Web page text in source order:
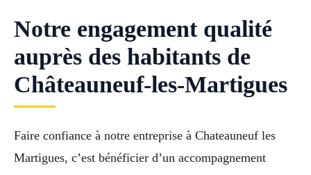
Notre engagement qualité
auprès des habitants de
Châteauneuf-les-Martigues
Faire confiance à notre entreprise à Chateauneuf les
Martigues, c’est bénéficier d’un accompagnement